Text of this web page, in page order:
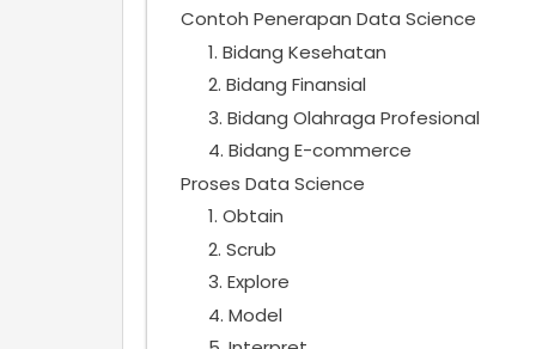
Contoh Penerapan Data Science
1. Bidang Kesehatan
2. Bidang Finansial
3. Bidang Olahraga Profesional
4. Bidang E-commerce
Proses Data Science
1. Obtain
2. Scrub
3. Explore
4. Model